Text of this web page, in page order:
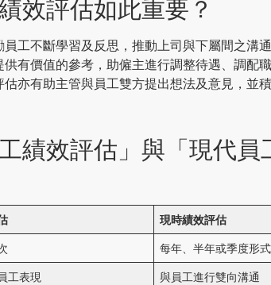
效評估如此重要？
員工不斷學習及反思，推動上司與下屬間之溝
供有價值的參考，助僱主進行調整待遇、調配
亦有助主管與員工雙方提出想法及意見，並積
工績效評估」與「現代
現時績效評估
每年、半年或季度形
工表現 與員工進行雙向溝通